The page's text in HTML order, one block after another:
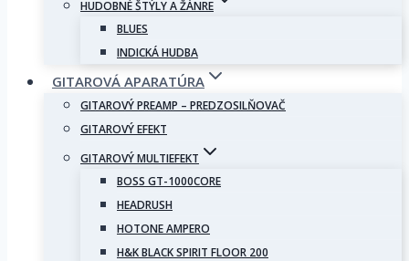
HUDOBNÉ ŠTÝLY A ŽÁNRE
BLUES
INDICKÁ HUDBA
GITAROVÁ APARATÚRA
GITAROVÝ PREAMP – PREDZOSILŇOVAČ
GITAROVÝ EFEKT
GITAROVÝ MULTIEFEKT
BOSS GT-1000CORE
HEADRUSH
HOTONE AMPERO
H&K BLACK SPIRIT FLOOR 200